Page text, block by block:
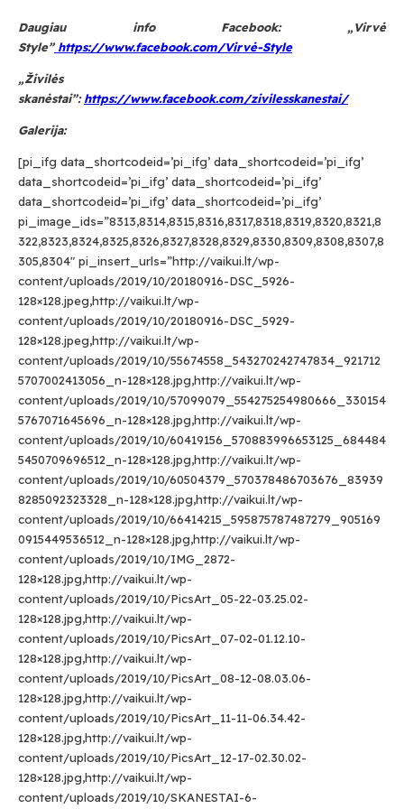
Daugiau info Facebook: „Virvė
Style”https://www.facebook.com/Virvė-Style
„Živilės
skanėstai”:https://www.facebook.com/zivilesskanestai/
Galerija:
[pi_ifg data_shortcodeid=’pi_ifg’ data_shortcodeid=’pi_ifg’
data_shortcodeid=’pi_ifg’ data_shortcodeid=’pi_ifg’
data_shortcodeid=’pi_ifg’ data_shortcodeid=’pi_ifg’
pi_image_ids=”8313,8314,8315,8316,8317,8318,8319,8320,8321,8
322,8323,8324,8325,8326,8327,8328,8329,8330,8309,8308,8307,8
305,8304″ pi_insert_urls=”http://vaikui.lt/wp-
content/uploads/2019/10/20180916-DSC_5926-
128×128.jpeg,http://vaikui.lt/wp-
content/uploads/2019/10/20180916-DSC_5929-
128×128.jpeg,http://vaikui.lt/wp-
content/uploads/2019/10/55674558_543270242747834_921712
5707002413056_n-128×128.jpg,http://vaikui.lt/wp-
content/uploads/2019/10/57099079_554275254980666_330154
5767071645696_n-128×128.jpg,http://vaikui.lt/wp-
content/uploads/2019/10/60419156_570883996653125_684484
5450709696512_n-128×128.jpg,http://vaikui.lt/wp-
content/uploads/2019/10/60504379_570378486703676_83939
8285092323328_n-128×128.jpg,http://vaikui.lt/wp-
content/uploads/2019/10/66414215_595875787487279_905169
0915449536512_n-128×128.jpg,http://vaikui.lt/wp-
content/uploads/2019/10/IMG_2872-
128×128.jpg,http://vaikui.lt/wp-
content/uploads/2019/10/PicsArt_05-22-03.25.02-
128×128.jpg,http://vaikui.lt/wp-
content/uploads/2019/10/PicsArt_07-02-01.12.10-
128×128.jpg,http://vaikui.lt/wp-
content/uploads/2019/10/PicsArt_08-12-08.03.06-
128×128.jpg,http://vaikui.lt/wp-
content/uploads/2019/10/PicsArt_11-11-06.34.42-
128×128.jpg,http://vaikui.lt/wp-
content/uploads/2019/10/PicsArt_12-17-02.30.02-
128×128.jpg,http://vaikui.lt/wp-
content/uploads/2019/10/SKANESTAI-6-
Submit
Prenumeruodami Jūs sutinkate su mūsų
privatumo
ir slapukų politika